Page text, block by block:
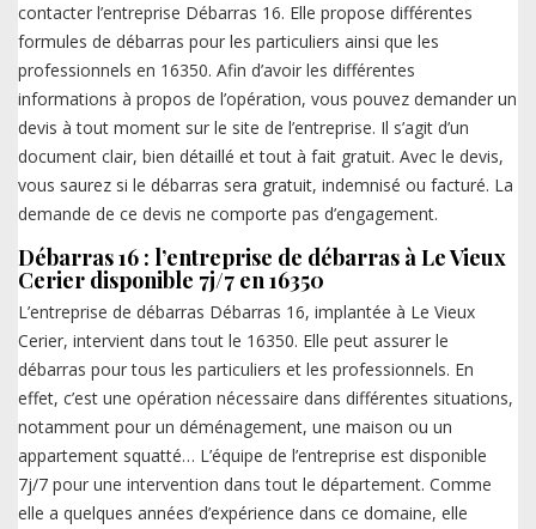
contacter l’entreprise Débarras 16. Elle propose différentes
formules de débarras pour les particuliers ainsi que les
professionnels en 16350. Afin d’avoir les différentes
informations à propos de l’opération, vous pouvez demander un
devis à tout moment sur le site de l’entreprise. Il s’agit d’un
document clair, bien détaillé et tout à fait gratuit. Avec le devis,
vous saurez si le débarras sera gratuit, indemnisé ou facturé. La
demande de ce devis ne comporte pas d’engagement.
Débarras 16 : l’entreprise de débarras à Le Vieux
Cerier disponible 7j/7 en 16350
L’entreprise de débarras Débarras 16, implantée à Le Vieux
Cerier, intervient dans tout le 16350. Elle peut assurer le
débarras pour tous les particuliers et les professionnels. En
effet, c’est une opération nécessaire dans différentes situations,
notamment pour un déménagement, une maison ou un
appartement squatté… L’équipe de l’entreprise est disponible
7j/7 pour une intervention dans tout le département. Comme
elle a quelques années d’expérience dans ce domaine, elle